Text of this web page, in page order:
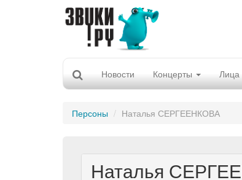
Новости Концерты Лица
Персоны Наталья СЕРГЕЕНКОВА
Наталья